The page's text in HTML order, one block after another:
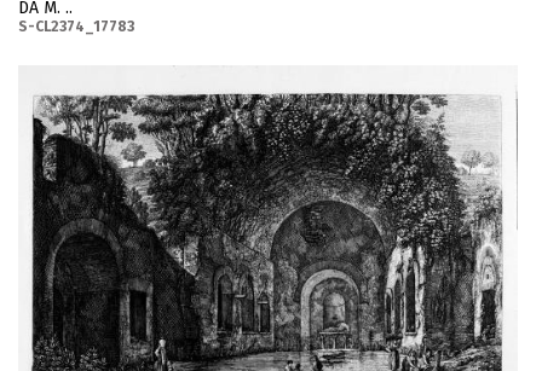
DA M. ..
S-CL2374_17783